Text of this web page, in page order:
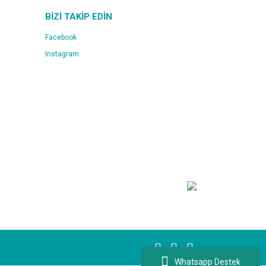
Whatsapp Destek
BİZİ TAKİP EDİN
Facebook
Instagram